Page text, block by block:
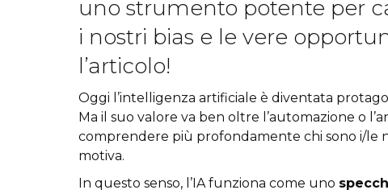
uno strumento potente per
i nostri bias e le vere
l’articolo!
Oggi l’intelligenza artificiale è diventata
Ma il suo valore va ben oltre l’automazione o
comprendere più profondamente chi sono i/le
motiva.
In questo senso, l’IA funziona come uno